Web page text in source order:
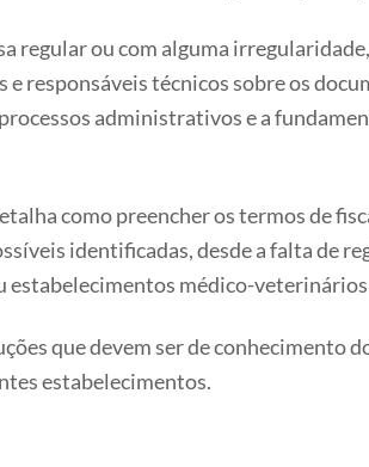
regular ou com alguma
responsáveis técnicos sobre os
administrativos e a
como preencher os termos de
identificadas, desde a falta de
médico-
que devem ser de conhecimento
estabelecimentos.